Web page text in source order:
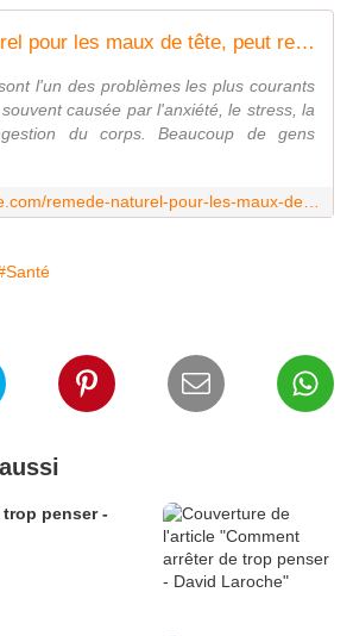
Un remède naturel pour les maux de tête, peut remplacer l'aspirin
l'un des problèmes les plus courants
causée par l'anxiété, le stress, la
du corps. Beaucoup de gens
trop penser -